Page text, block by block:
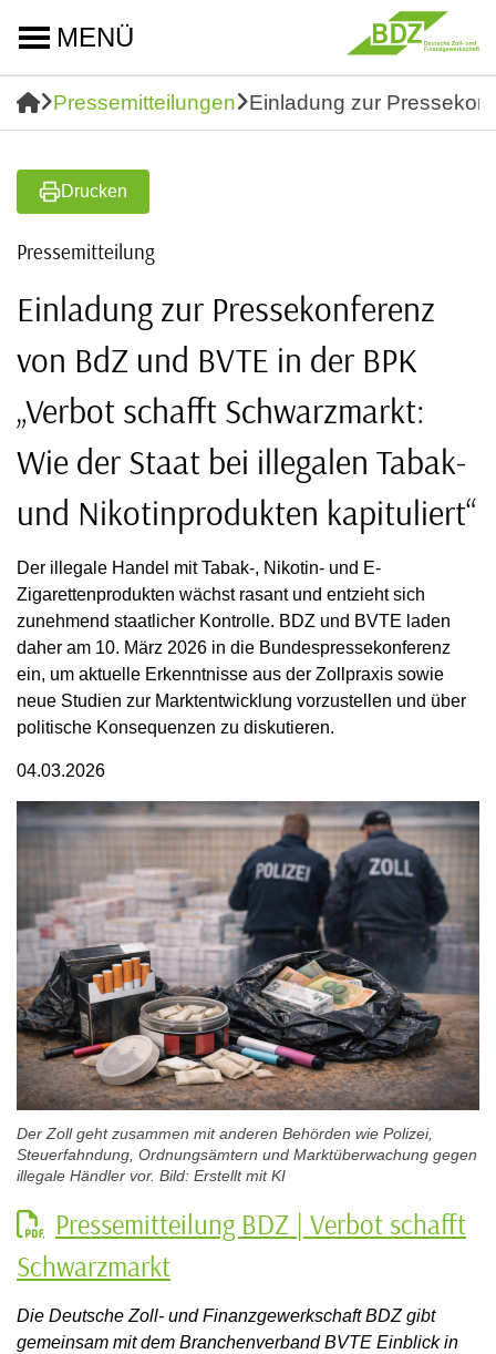
MENÜ
Pressemitteilungen Einladung zur
Drucken
Pressemitteilung
Einladung zur Pressekonferenz
von BdZ und BVTE in der BPK
„Verbot schafft Schwarzmarkt:
Wie der Staat bei illegalen Tabak-
und Nikotinprodukten kapituliert“
Der illegale Handel mit Tabak-, Nikotin- und E-
Zigarettenprodukten wächst rasant und entzieht sich
zunehmend staatlicher Kontrolle. BDZ und BVTE laden
daher am 10. März 2026 in die Bundespressekonferenz
ein, um aktuelle Erkenntnisse aus der Zollpraxis sowie
neue Studien zur Marktentwicklung vorzustellen und über
politische Konsequenzen zu diskutieren.
04.03.2026
Der Zoll geht zusammen mit anderen Behörden wie Polizei,
Steuerfahndung, Ordnungsämtern und Marktüberwachung gegen
illegale Händler vor. Bild: Erstellt mit KI
Pressemitteilung BDZ | Verbot schafft
Schwarzmarkt
Die Deutsche Zoll- und Finanzgewerkschaft BDZ gibt
gemeinsam mit dem Branchenverband BVTE Einblick in